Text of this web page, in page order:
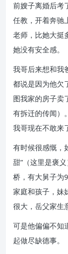
前嫂子离婚后考
任教，开着奔驰
老师，比她大挺
她没有安全感。
我哥后来想和我
都说是因为他欠
图我家的房子卖
有拆迁的传闻）
我哥现在不敢来
有时候很感慨，
甜”（这里是褒
桥，有大舅子为
家庭和孩子，妹
很大，岳父家生
可是他偏偏不知
起做尽缺德事。